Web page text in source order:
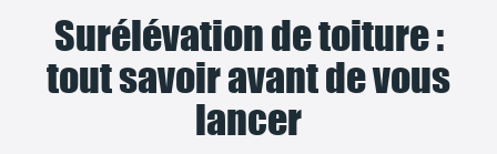
Surélévation de toiture :
tout savoir avant de vous
lancer